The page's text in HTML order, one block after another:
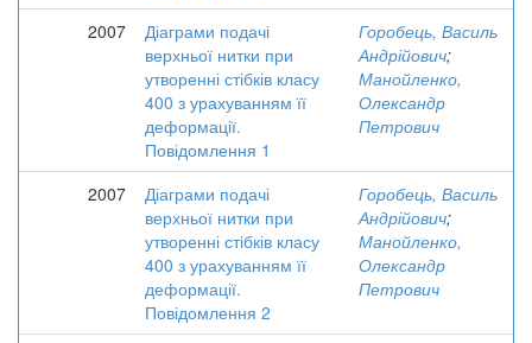
2007
Діаграми подачі
верхньої нитки при
утворенні стібків класу
400 з урахуванням її
деформації.
Повідомлення 1
Горобець, Василь
Андрійович;
Манойленко,
Олександр
Петрович
2007
Діаграми подачі
верхньої нитки при
утворенні стібків класу
400 з урахуванням її
деформації.
Повідомлення 2
Горобець, Василь
Андрійович;
Манойленко,
Олександр
Петрович